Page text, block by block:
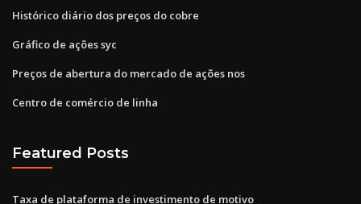
Histórico diário dos preços do cobre
Gráfico de ações syc
Preços de abertura do mercado de ações nos
Centro de comércio de linha
Featured Posts
Taxa de plataforma de investimento de motivo